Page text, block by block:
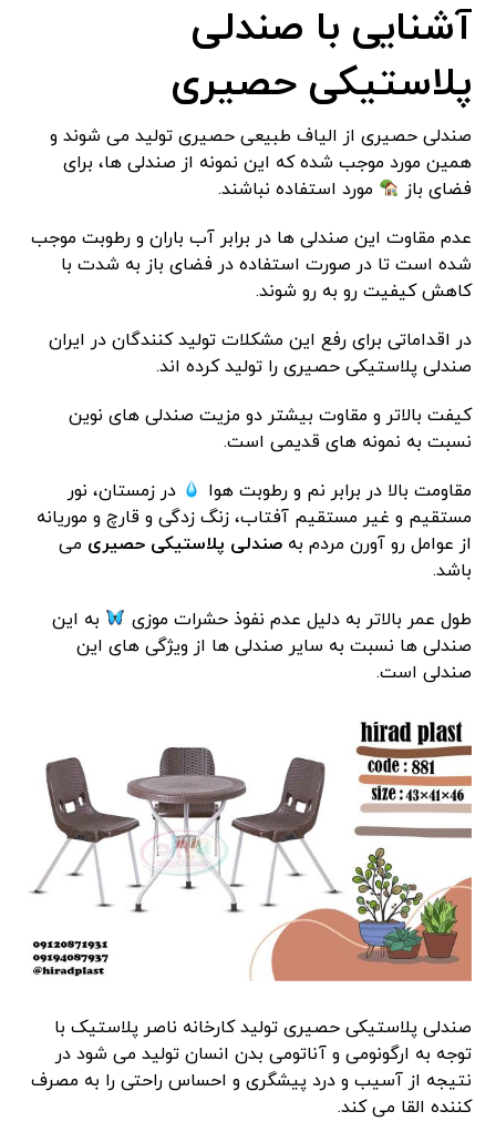
آشنایی با صندلی
پلاستیکی حصیری
صندلی حصیری از الیاف طبیعی حصیری تولید می شوند و
همین مورد موجب شده که این نمونه از صندلی ها، برای
فضای باز
مورد استفاده نباشند.
عدم مقاوت این صندلی ها در برابر آب باران و رطوبت موجب
شده است تا در صورت استفاده در فضای باز به شدت با
کاهش کیفیت رو به رو شوند.
در اقداماتی برای رفع این مشکلات تولید کنندگان در ایران
صندلی پلاستیکی حصیری را تولید کرده اند.
کیفت بالاتر و مقاوت بیشتر دو مزیت صندلی های نوین
نسبت به نمونه های قدیمی است.
مقاومت بالا در برابر نم و رطوبت هوا
در زمستان، نور
مستقیم و غیر مستقیم آفتاب، زنگ زدگی و قارچ و موریانه
از عوامل رو آورن مردم بهصندلی پلاستیکی حصیری می
باشد.
طول عمر بالاتر به دلیل عدم نفوذ حشرات موزی
به این
صندلی ها نسبت به سایر صندلی ها از ویژگی های این
صندلی است.
صندلی پلاستیکی حصیری تولید کارخانه ناصر پلاستیک با
توجه به ارگونومی و آناتومی بدن انسان تولید می شود در
نتیجه از آسیب و درد پیشگری و احساس راحتی را به مصرف
کننده القا می کند.